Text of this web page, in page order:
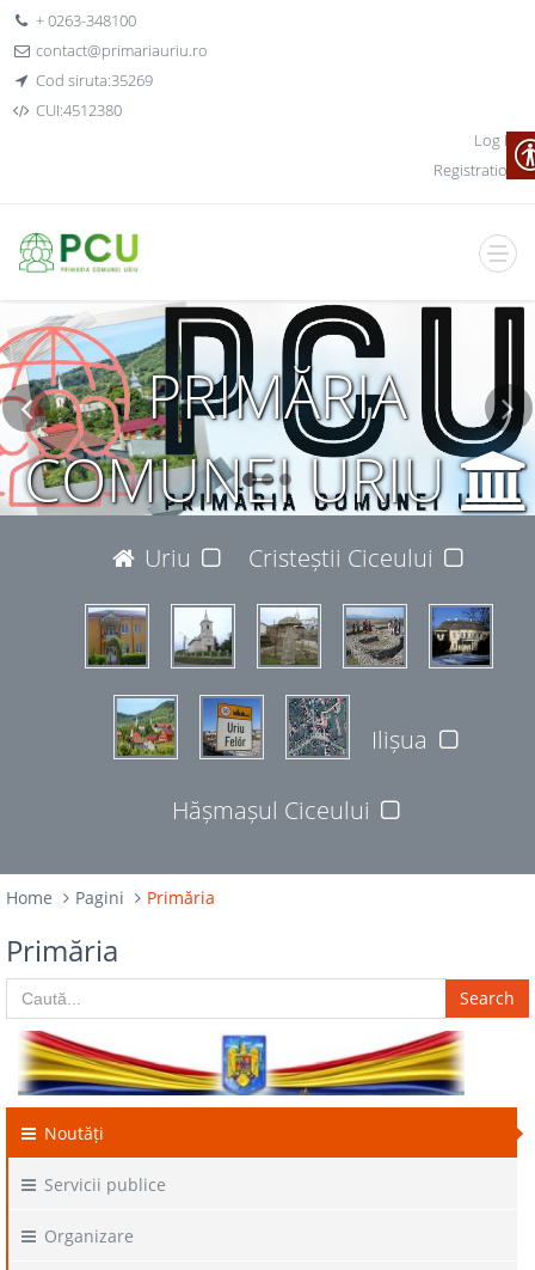
+ 0263-348100
contact@primariauriu.ro
Cod siruta:35269
CUI:4512380
Log In
Registration
PRIMĂRIA
COMUNEI URIU
JUDEȚUL BISTRIȚA-NĂSĂUD 427365
Uriu Cristeștii Ciceului
Ilișua
Hășmașul Ciceului
Home Pagini Primăria
Primăria
Search
Noutăți
Servicii publice
Organizare